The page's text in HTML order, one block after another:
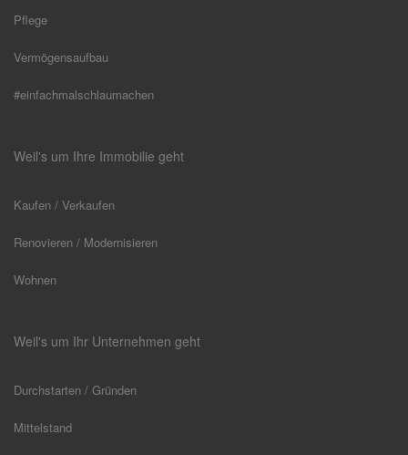
Pflege
Vermögensaufbau
#einfachmalschlaumachen
Weil's um Ihre Immobilie geht
Kaufen / Verkaufen
Renovieren / Modernisieren
Wohnen
Weil's um Ihr Unternehmen geht
Durchstarten / Gründen
Mittelstand